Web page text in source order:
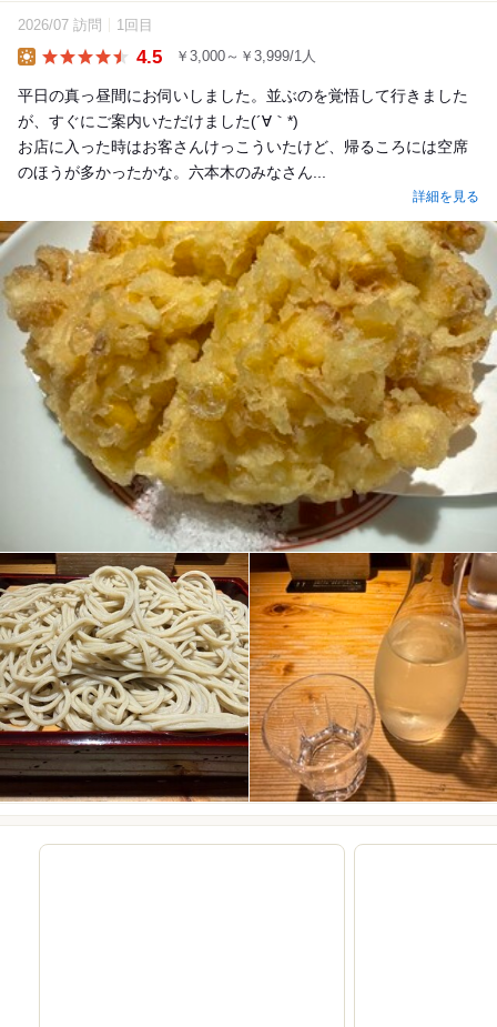
2026/07 訪問 1回目
4.5 ￥3,000～￥3,999/1人
平日の真っ昼間にお伺いしました。並ぶのを覚悟して行きました
が、すぐにご案内いただけました(´∀｀*)
お店に入った時はお客さんけっこういたけど、帰るころには空席
のほうが多かったかな。六本木のみなさん...
詳細を見る